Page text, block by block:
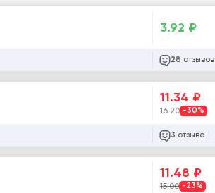
3.92 ₽
28 отзывов
11.34 ₽
16.20 -30%
3 отзыва
11.48 ₽
15.00 -23%